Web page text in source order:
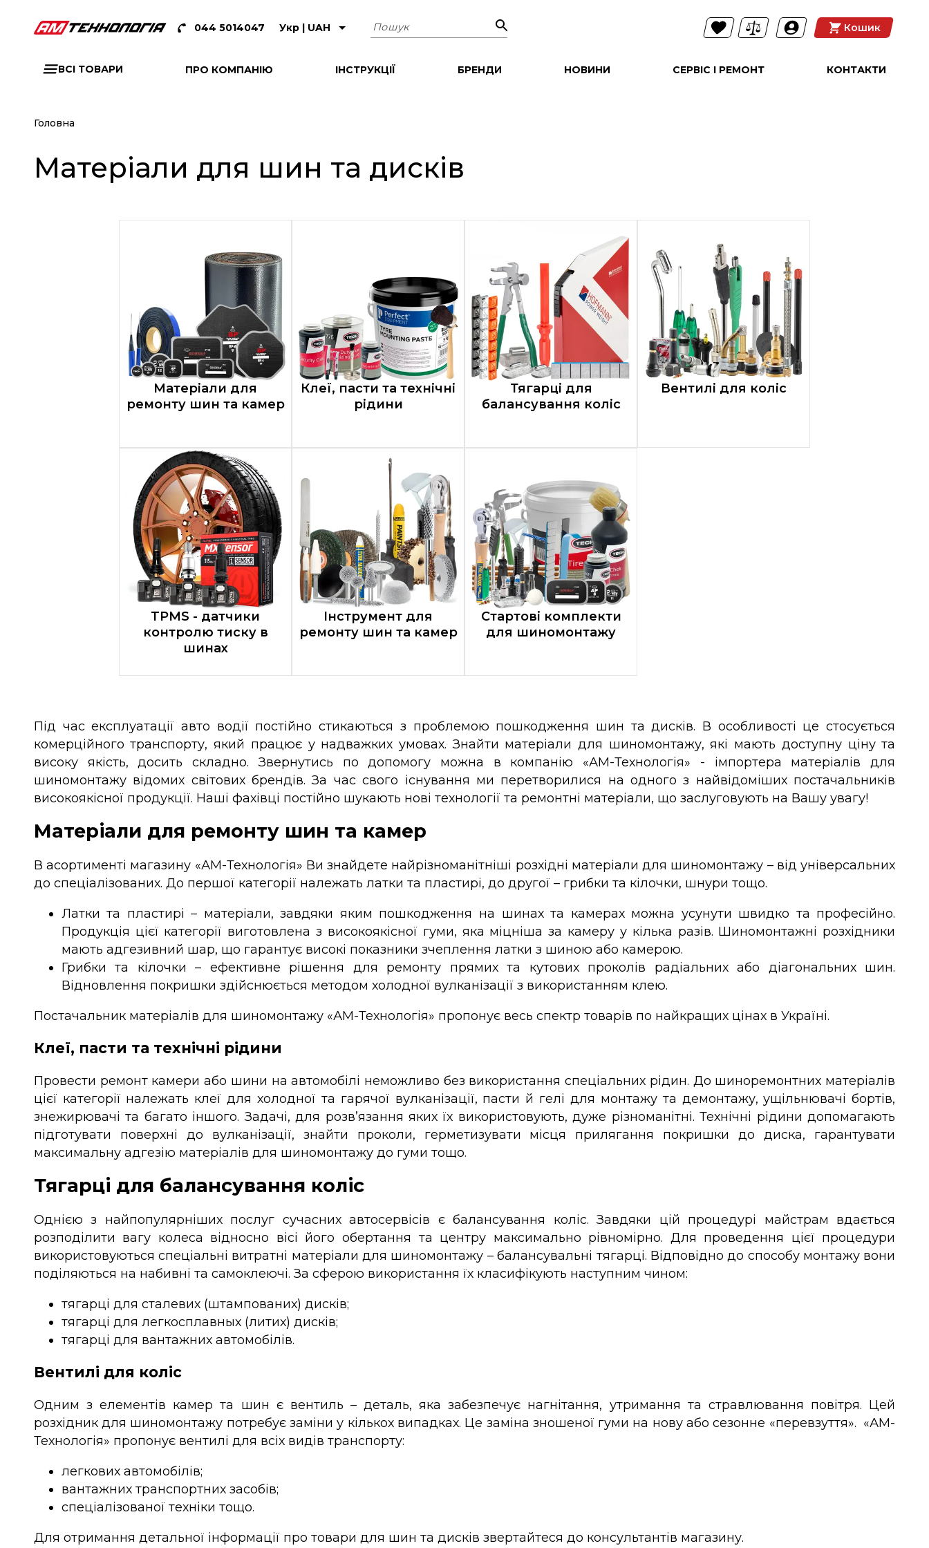
044 5014047 Укр | UAH Пошук Кошик
ВСІ ТОВАРИ ПРО КОМПАНІЮ ІНСТРУКЦІЇ БРЕНДИ НОВИНИ СЕРВІС І РЕМОНТ КОНТАКТИ
Головна
Матеріали для шин та дисків
Матеріали для
ремонту шин та камер
Клеї, пасти та технічні
рідини
Тягарці для
балансування коліс
Вентилі для коліс
TPMS - датчики
контролю тиску в
шинах
Інструмент для
ремонту шин та камер
Стартові комплекти
для шиномонтажу
Під час експлуатації авто водії постійно стикаються з проблемою пошкодження шин та дисків. В особливості це стосується
комерційного транспорту, який працює у надважких умовах. Знайти матеріали для шиномонтажу, які мають доступну ціну та
високу якість, досить складно. Звернутись по допомогу можна в компанію «АМ-Технологія» - імпортера матеріалів для
шиномонтажу відомих світових брендів. За час свого існування ми перетворилися на одного з найвідоміших постачальників
високоякісної продукції. Наші фахівці постійно шукають нові технології та ремонтні матеріали, що заслуговують на Вашу увагу!
Матеріали для ремонту шин та камер
В асортименті магазину «АМ-Технологія» Ви знайдете найрізноманітніші розхідні матеріали для шиномонтажу – від універсальних
до спеціалізованих. До першої категорії належать латки та пластирі, до другої – грибки та кілочки, шнури тощо.
Латки та пластирі – матеріали, завдяки яким пошкодження на шинах та камерах можна усунути швидко та професійно.
Продукція цієї категорії виготовлена з високоякісної гуми, яка міцніша за камеру у кілька разів. Шиномонтажні розхідники
мають адгезивний шар, що гарантує високі показники зчеплення латки з шиною або камерою.
Грибки та кілочки – ефективне рішення для ремонту прямих та кутових проколів радіальних або діагональних шин.
Відновлення покришки здійснюється методом холодної вулканізації з використанням клею.
Постачальник матеріалів для шиномонтажу «АМ-Технологія» пропонує весь спектр товарів по найкращих цінах в Україні.
Клеї, пасти та технічні рідини
Провести ремонт камери або шини на автомобілі неможливо без використання спеціальних рідин. До шиноремонтних матеріалів
цієї категорії належать клеї для холодної та гарячої вулканізації, пасти й гелі для монтажу та демонтажу, ущільнювачі бортів,
знежирювачі та багато іншого. Задачі, для розв’язання яких їх використовують, дуже різноманітні. Технічні рідини допомагають
підготувати поверхні до вулканізації, знайти проколи, герметизувати місця прилягання покришки до диска, гарантувати
максимальну адгезію матеріалів для шиномонтажу до гуми тощо.
Тягарці для балансування коліс
Однією з найпопулярніших послуг сучасних автосервісів є балансування коліс. Завдяки цій процедурі майстрам вдається
розподілити вагу колеса відносно вісі його обертання та центру максимально рівномірно. Для проведення цієї процедури
використовуються спеціальні витратні матеріали для шиномонтажу – балансувальні тягарці. Відповідно до способу монтажу вони
поділяються на набивні та самоклеючі. За сферою використання їх класифікують наступним чином:
тягарці для сталевих (штампованих) дисків;
тягарці для легкосплавных (литих) дисків;
тягарці для вантажних автомобілів.
Вентилі для коліс
Одним з елементів камер та шин є вентиль – деталь, яка забезпечує нагнітання, утримання та стравлювання повітря. Цей
розхідник для шиномонтажу потребує заміни у кількох випадках. Це заміна зношеної гуми на нову або сезонне «перевзуття». «АМ-
Технологія» пропонує вентилі для всіх видів транспорту:
легкових автомобілів;
вантажних транспортних засобів;
спеціалізованої техніки тощо.
Для отримання детальної інформації про товари для шин та дисків звертайтеся до консультантів магазину.